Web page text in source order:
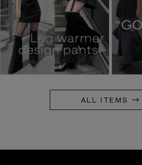
ALL ITEMS →